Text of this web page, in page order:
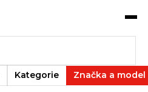
Kategorie Značka a model